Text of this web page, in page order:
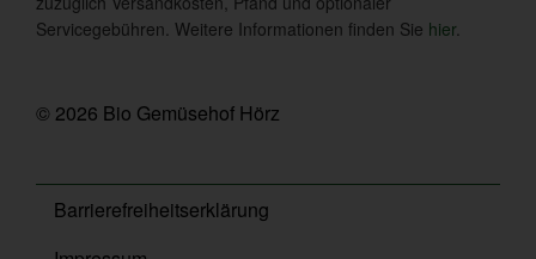
Servicegebühren. Weitere Informationen finden Sie hier
© 2026 Bio Gemüsehof Hörz
Barrierefreiheitserklärung